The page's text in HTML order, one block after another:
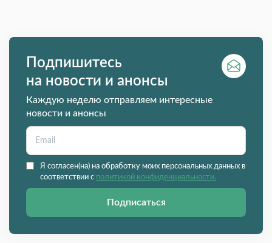
Подпишитесь
на новости и анонсы
Каждую неделю отправляем интересные
новости и анонсы
Я согласен(на) на обработку моих персональных данных в
соответствии с политикой конфиденциальности.
Подписаться